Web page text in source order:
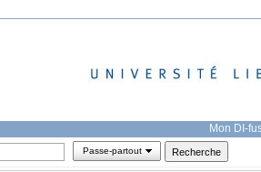
Mon DI-
Passe-partout